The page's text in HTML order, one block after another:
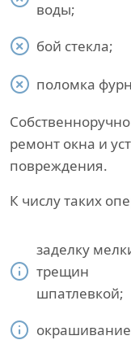
воды;
бой стекла;
поломка
ремонт окна и
повреждения.
К числу таких
заделку
трещин
шпатлевкой;